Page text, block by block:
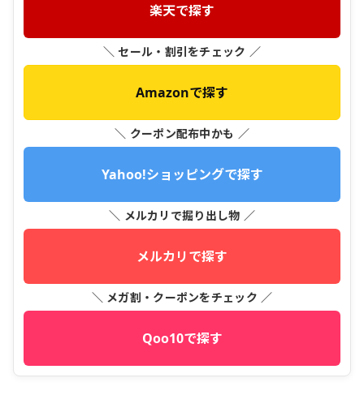
楽天で探す
＼ セール・割引をチェック ／
Amazonで探す
＼ クーポン配布中かも ／
Yahoo!ショッピングで探す
＼ メルカリで掘り出し物 ／
メルカリで探す
＼ メガ割・クーポンをチェック ／
Qoo10で探す